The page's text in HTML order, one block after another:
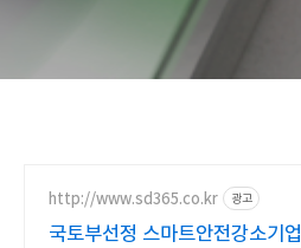
http://www.sd365.co.kr 광고
국토부선정 스마트안전강소기업